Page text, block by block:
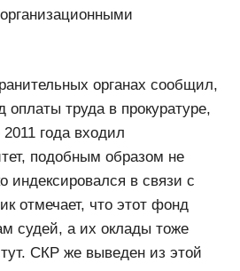
органах сообщил,
труда в прокуратуре,
года входил
подобным образом не
индексировался в связи с
отмечает, что этот фонд
судей, а их оклады тоже
СКР же выведен из этой